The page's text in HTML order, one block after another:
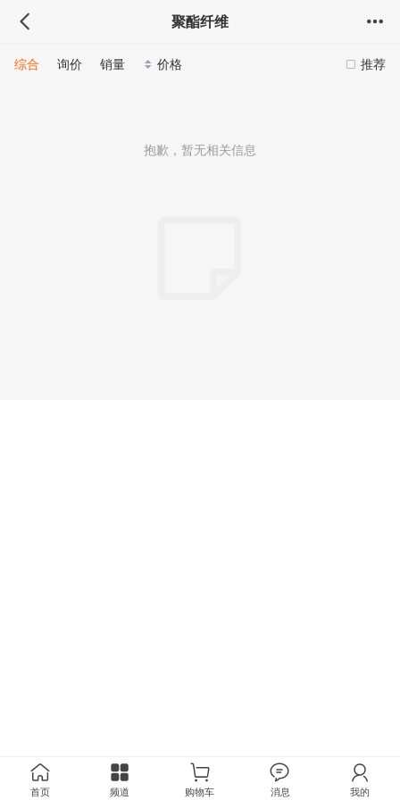
聚酯纤维
推荐
综合 询价 销量 价格
抱歉，暂无相关信息
首页 频道 购物车 消息 我的